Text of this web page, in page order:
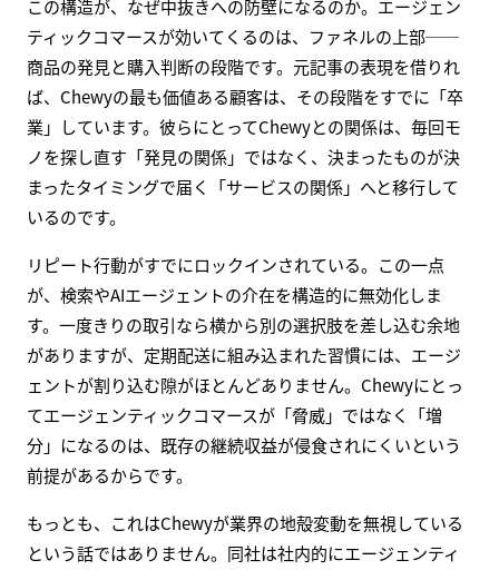
この構造が、なぜ中抜きへの防壁になるのか。エージェン
ティックコマースが効いてくるのは、ファネルの上部──
商品の発見と購入判断の段階です。元記事の表現を借りれ
ば、Chewyの最も価値ある顧客は、その段階をすでに「卒
業」しています。彼らにとってChewyとの関係は、毎回モ
ノを探し直す「発見の関係」ではなく、決まったものが決
まったタイミングで届く「サービスの関係」へと移行して
いるのです。
リピート行動がすでにロックインされている。この一点
が、検索やAIエージェントの介在を構造的に無効化しま
す。一度きりの取引なら横から別の選択肢を差し込む余地
がありますが、定期配送に組み込まれた習慣には、エージ
ェントが割り込む隙がほとんどありません。Chewyにとっ
てエージェンティックコマースが「脅威」ではなく「増
分」になるのは、既存の継続収益が侵食されにくいという
前提があるからです。
もっとも、これはChewyが業界の地殻変動を無視している
という話ではありません。同社は社内的にエージェンティ